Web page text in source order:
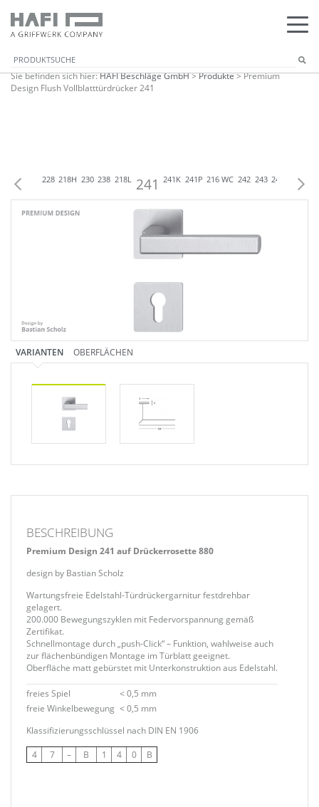
Sie befinden sich hier:HAFI Beschläge GmbH>Produkte>Premium
Design Flush Vollblatttürdrücker 241
216 228 218H 230 238 218L 241 241K 241P 216 WC 242 243 245 246
VARIANTEN OBERFLÄCHEN
BESCHREIBUNG
Premium Design 241 auf Drückerrosette 880
design by Bastian Scholz
Wartungsfreie Edelstahl-Türdrückergarnitur festdrehbar
gelagert.
200.000 Bewegungszyklen mit Federvorspannung gemäß
Zertifikat.
Schnellmontage durch „push-Click“ – Funktion, wahlweise auch
zur flächenbündigen Montage im Türblatt geeignet.
Oberfläche matt gebürstet mit Unterkonstruktion aus Edelstahl.
freies Spiel
< 0,5 mm
freie Winkelbewegung < 0,5 mm
Klassifizierungsschlüssel nach DIN EN 1906
4 7 – B 1 4 0 B